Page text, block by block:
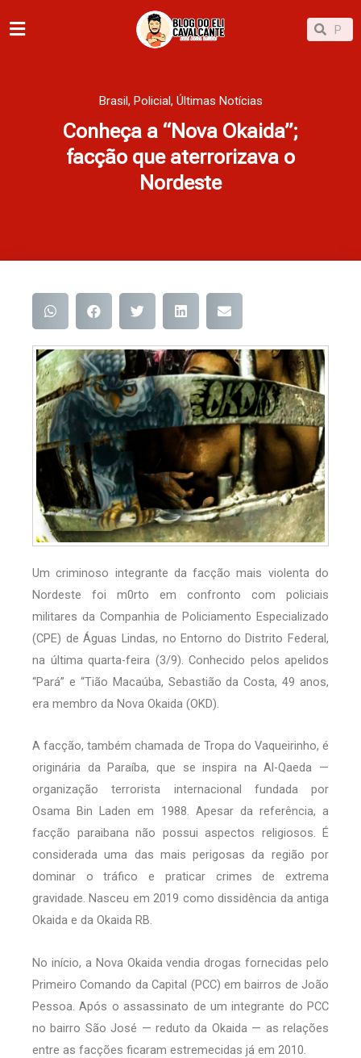
para
Pesquisar
Brasil, Policial, Últimas Notícias
Conheça a “Nova Okaida”;
facção que aterrorizava o
Nordeste
Um criminoso integrante da facção mais violenta do
Nordeste foi m0rto em confronto com policiais
militares da Companhia de Policiamento Especializado
(CPE) de Águas Lindas, no Entorno do Distrito Federal,
na última quarta-feira (3/9). Conhecido pelos apelidos
“Pará” e “Tião Macaúba, Sebastião da Costa, 49 anos,
era membro da Nova Okaida (OKD).
A facção, também chamada de Tropa do Vaqueirinho, é
originária da Paraíba, que se inspira na Al-Qaeda —
organização terrorista internacional fundada por
Osama Bin Laden em 1988. Apesar da referência, a
facção paraibana não possui aspectos religiosos. É
considerada uma das mais perigosas da região por
dominar o tráfico e praticar crimes de extrema
gravidade. Nasceu em 2019 como dissidência da antiga
Okaida e da Okaida RB.
No início, a Nova Okaida vendia drogas fornecidas pelo
Primeiro Comando da Capital (PCC) em bairros de João
Pessoa. Após o assassinato de um integrante do PCC
no bairro São José — reduto da Okaida — as relações
entre as facções ficaram estremecidas já em 2010.